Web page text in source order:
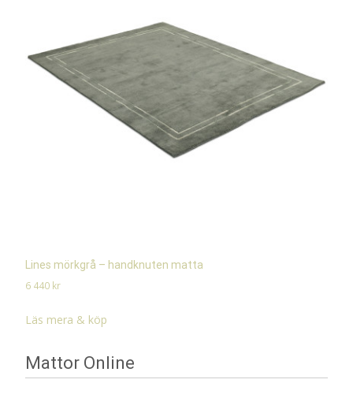
Lines mörkgrå – handknuten matta
6 440 kr
Läs mera & köp
Mattor Online